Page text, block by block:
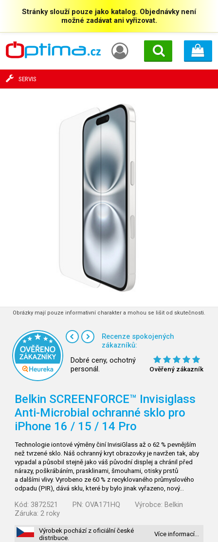
Stránky slouží pouze jako katalog. Objednávky není
možné zadávat ani vyřizovat.
SERVIS
Obrázky mají pouze informativní charakter a mohou se lišit od skutečnosti.
Recenze spokojených
zákazníků:
Dobré ceny, ochotný
personál.
Ověřený zákazník
Belkin SCREENFORCE™ Invisiglass
Anti-Microbial ochranné sklo pro
iPhone 16 / 15 / 14 Pro
Technologie iontové výměny činí InvisiGlass až o 62 % pevnějším
než tvrzené sklo. Náš ochranný kryt obrazovky je navržen tak, aby
vypadal a působil stejně jako váš původní displej a chránil před
nárazy, poškrábáním, prasklinami, šmouhami, otisky prstů
a dalšími vlivy. Vyrobeno ze 60 % z recyklovaného průmyslového
odpadu (PIR), dává sklu, které by bylo jinak vyřazeno, nový…
Kód: 3872521 PN: OVA171HQ Výrobce: Belkin
Záruka: 2 roky
Výrobek pochází z oficiální české
distribuce.
Více informací…